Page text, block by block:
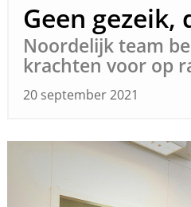
Geen
Noordelijk team
krachten voor op
20 september 2021